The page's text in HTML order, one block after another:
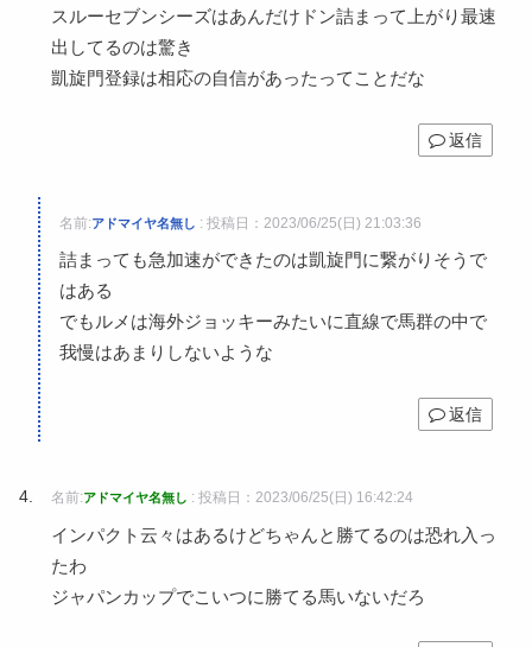
スルーセブンシーズはあんだけドン詰まって上がり最速
出してるのは驚き
凱旋門登録は相応の自信があったってことだな
返信
名前:アドマイヤ名無し : 投稿日：2023/06/25(日) 21:03:36
詰まっても急加速ができたのは凱旋門に繋がりそうで
はある
でもルメは海外ジョッキーみたいに直線で馬群の中で
我慢はあまりしないような
返信
名前:アドマイヤ名無し : 投稿日：2023/06/25(日) 16:42:24
インパクト云々はあるけどちゃんと勝てるのは恐れ入っ
たわ
ジャパンカップでこいつに勝てる馬いないだろ